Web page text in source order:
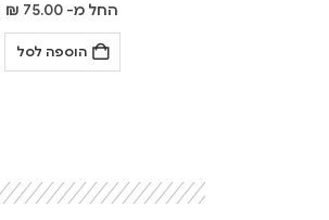
החל מ- ₪ 75.00
הוספה לסל